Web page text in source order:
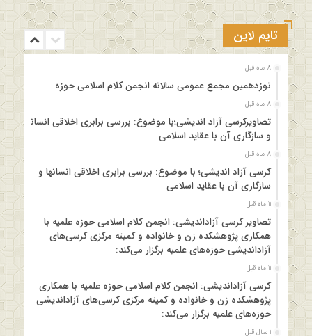
تایم لاین
8 ماه قبل
نوزدهمین مجمع عمومی سالانه انجمن کلام اسلامی حوزه
8 ماه قبل
تصاویرکرسی آزاد اندیشی؛با موضوع: بررسی برابری اخلاقی انسانها
و سازگاری آن با عقاید اسلامی
8 ماه قبل
کرسی آزاد اندیشی؛ با موضوع: بررسی برابری اخلاقی انسانها و
سازگاری آن با عقاید اسلامی
11 ماه قبل
تصاویر کرسی آزاداندیشی: انجمن کلام اسلامی حوزه علمیه با
همکاری پژوهشکده زن و خانواده و کمیته مرکزی کرسی‌های
آزاداندیشی حوزه‌های علمیه برگزار می‌کند:
11 ماه قبل
کرسی آزاداندیشی: انجمن کلام اسلامی حوزه علمیه با همکاری
پژوهشکده زن و خانواده و کمیته مرکزی کرسی‌های آزاداندیشی
حوزه‌های علمیه برگزار می‌کند:
1 سال قبل